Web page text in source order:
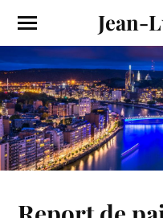
Jean-